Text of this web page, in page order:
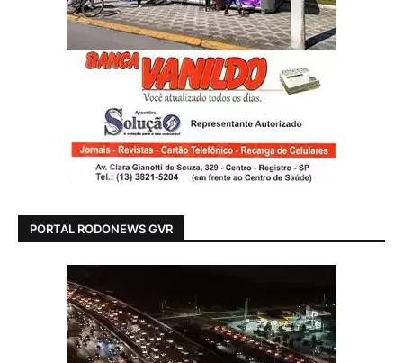
PORTAL RODONEWS GVR